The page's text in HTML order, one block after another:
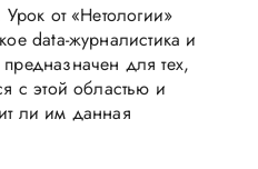
Урок от «Нетологии»
data-журналистика и
для тех,
с этой областью и
ли им данная